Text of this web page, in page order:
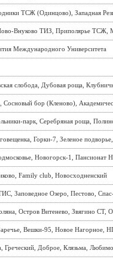
ТСЖ (Одинцово) Западная
Внуково ТИЗ Приполярье ТСЖ
Международного Университета
слобода Дубовая роща
Сосновый бор (Кленово)
парк Серебряная роща
Горки-7 Зеленое подворье
Новогорск-1 Пансионат
Family club Новосходненский
Заповедное Озеро Пестово
Остров Витенево Звягино СТ,
Вешки-95 Новое Нагорное
Греческий Доброе Клязьма